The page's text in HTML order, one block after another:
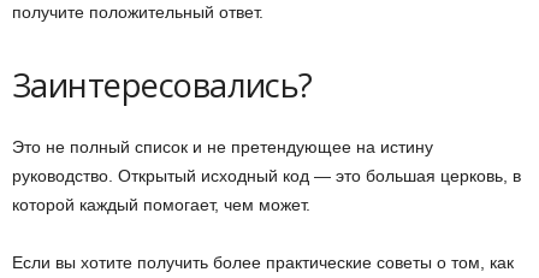
получите положительный ответ.
Заинтересовались?
Это не полный список и не претендующее на истину
руководство. Открытый исходный код — это большая церковь, в
которой каждый помогает, чем может.
Если вы хотите получить более практические советы о том, как